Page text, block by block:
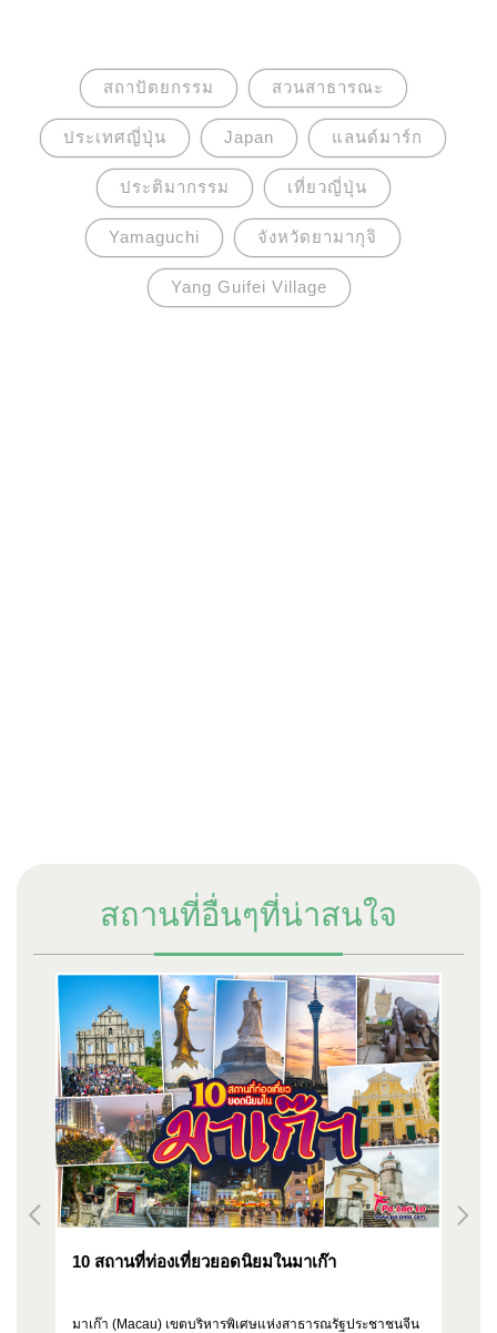
สถาปัตยกรรม สวนสาธารณะ
ประเทศญี่ปุ่น Japan แลนด์มาร์ก
ประติมากรรม เที่ยวญี่ปุ่น
Yamaguchi จังหวัดยามากุจิ
Yang Guifei Village
สถานที่อื่นๆที่น่าสนใจ
10 สถานที่ท่องเที่ยวยอดนิยมในมาเก๊า
มาเก๊า (Macau) เขตบริหารพิเศษแห่งสาธารณรัฐประชาชนจีน